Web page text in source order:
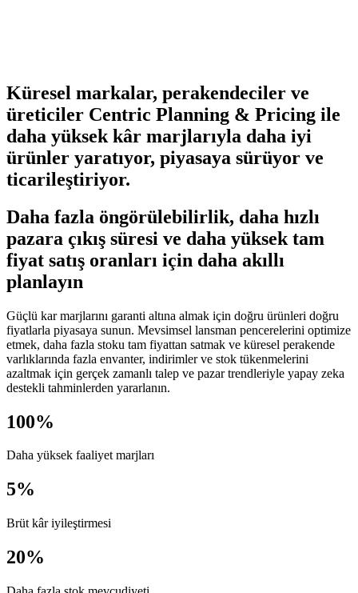
Küresel markalar, perakendeciler ve
üreticiler Centric Planning & Pricing ile
daha yüksek kâr marjlarıyla daha iyi
ürünler yaratıyor, piyasaya sürüyor ve
ticarileştiriyor.
Daha fazla öngörülebilirlik, daha hızlı
pazara çıkış süresi ve daha yüksek tam
fiyat satış oranları için daha akıllı
planlayın
Güçlü kar marjlarını garanti altına almak için doğru ürünleri doğru
fiyatlarla piyasaya sunun. Mevsimsel lansman pencerelerini optimize
etmek, daha fazla stoku tam fiyattan satmak ve küresel perakende
varlıklarında fazla envanter, indirimler ve stok tükenmelerini
azaltmak için gerçek zamanlı talep ve pazar trendleriyle yapay zeka
destekli tahminlerden yararlanın.
100%
Daha yüksek faaliyet marjları
5%
Brüt kâr iyileştirmesi
20%